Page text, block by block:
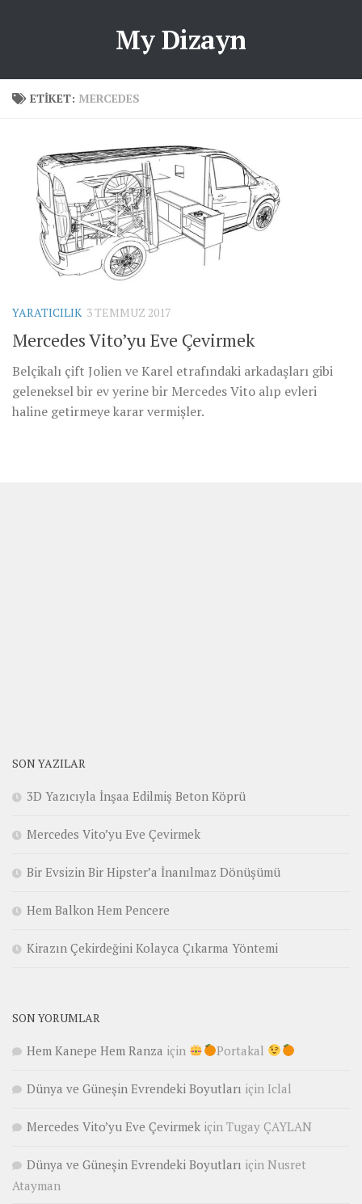
My Dizayn
ETIKET: MERCEDES
YARATICILIK 3 TEMMUZ 2017
Mercedes Vito’yu Eve Çevirmek
Belçikalı çift Jolien ve Karel etrafındaki arkadaşları gibi
geleneksel bir ev yerine bir Mercedes Vito alıp evleri
haline getirmeye karar vermişler.
SON YAZILAR
3D Yazıcıyla İnşaa Edilmiş Beton Köprü
Mercedes Vito’yu Eve Çevirmek
Bir Evsizin Bir Hipster’a İnanılmaz Dönüşümü
Hem Balkon Hem Pencere
Kirazın Çekirdeğini Kolayca Çıkarma Yöntemi
SON YORUMLAR
Hem Kanepe Hem Ranza için Portakal
Dünya ve Güneşin Evrendeki Boyutları için Iclal
Mercedes Vito’yu Eve Çevirmek için Tugay ÇAYLAN
Dünya ve Güneşin Evrendeki Boyutları için Nusret
Atayman